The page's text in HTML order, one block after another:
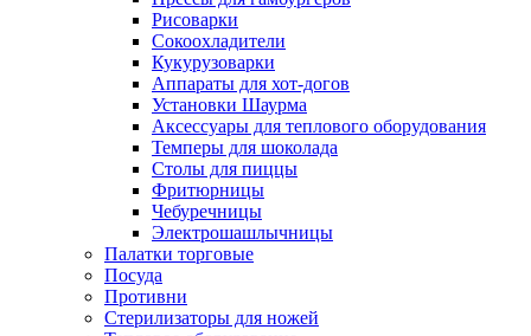
Рисоварки
Сокоохладители
Кукурузоварки
Аппараты для хот-догов
Установки Шаурма
Аксессуары для теплового оборудования
Темперы для шоколада
Столы для пиццы
Фритюрницы
Чебуречницы
Электрошашлычницы
Палатки торговые
Посуда
Противни
Стерилизаторы для ножей